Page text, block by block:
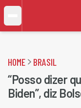
HOME BRASIL
“Posso dizer
Biden”, diz